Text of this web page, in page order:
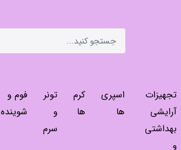
تجهیزات
آرایشی
بهداشتی
و
اسپری
ها
کرم
ها
تونر
و
سرم
فوم و
شوینده